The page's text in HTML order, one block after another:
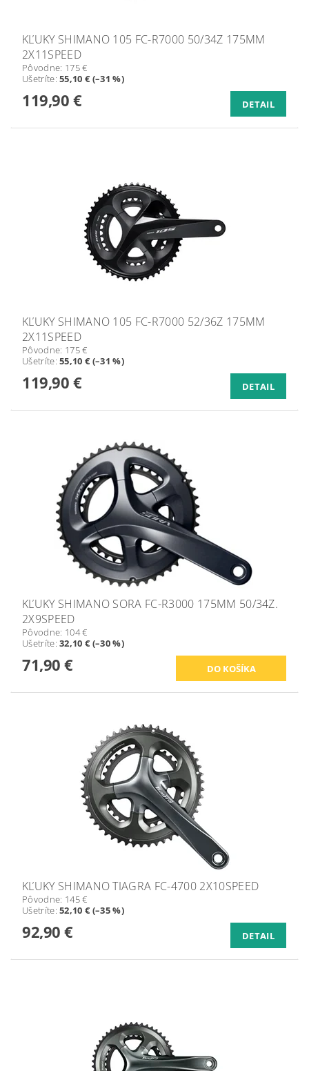
KĽUKY SHIMANO 105 FC-R7000 50/34Z 175MM
2X11SPEED
Pôvodne: 175 €
Ušetríte:55,10 € (–31 %)
119,90 € DETAIL
KĽUKY SHIMANO 105 FC-R7000 52/36Z 175MM
2X11SPEED
Pôvodne: 175 €
Ušetríte:55,10 € (–31 %)
119,90 € DETAIL
KĽUKY SHIMANO SORA FC-R3000 175MM 50/34Z.
2X9SPEED
Pôvodne: 104 €
Ušetríte:32,10 € (–30 %)
71,90 €
KĽUKY SHIMANO TIAGRA FC-4700 2X10SPEED
Pôvodne: 145 €
Ušetríte:52,10 € (–35 %)
92,90 € DETAIL